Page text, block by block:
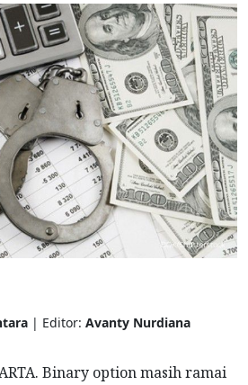
| Editor: Avanty Nurdiana
Binary option masih ramai